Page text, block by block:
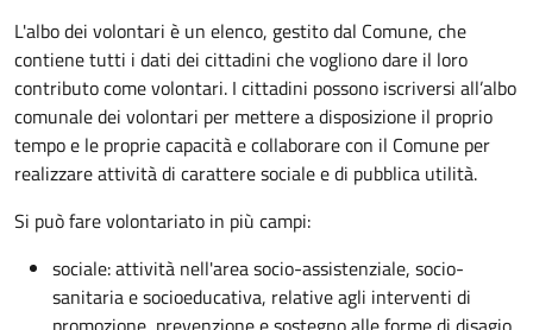
L'albo dei volontari è un elenco, gestito dal Comune, che
contiene tutti i dati dei cittadini che vogliono dare il loro
contributo come volontari. I cittadini possono iscriversi all’albo
comunale dei volontari per mettere a disposizione il proprio
tempo e le proprie capacità e collaborare con il Comune per
realizzare attività di carattere sociale e di pubblica utilità.
Si può fare volontariato in più campi:
sociale: attività nell'area socio-assistenziale, socio-
sanitaria e socioeducativa, relative agli interventi di